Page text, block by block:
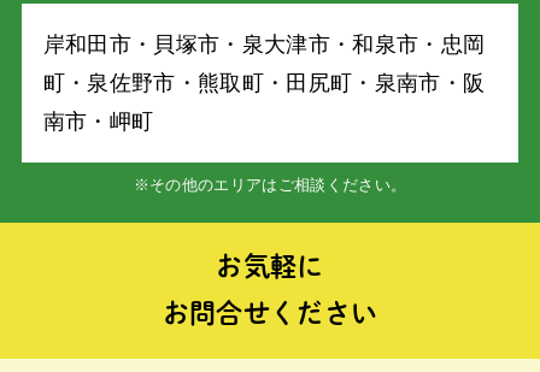
岸和⽥市・⾙塚市・泉⼤津市・和泉市・忠岡
町・泉佐野市・熊取町・⽥尻町・泉南市・阪
南市・岬町
※その他のエリアはご相談ください。
お気軽に
お問合せください